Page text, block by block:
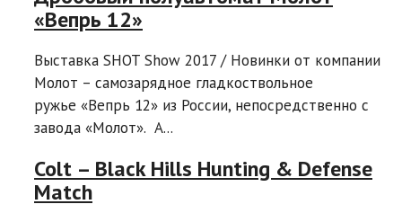
«Вепрь 12»
Выставка SHOT Show 2017 / Новинки от компании
Молот – самозарядное гладкоствольное
ружье «Вепрь 12» из России, непосредственно с
завода «Молот». A...
Colt – Black Hills Hunting & Defense
Match